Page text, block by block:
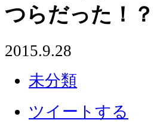
つらだった！？
2015.9.28
未分類
ツイートする